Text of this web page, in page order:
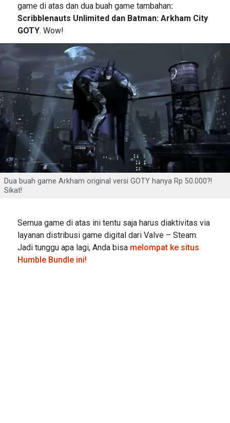
game di atas dan dua buah game tambahan:
Scribblenauts Unlimited dan Batman: Arkham City
GOTY. Wow!
Dua buah game Arkham original versi GOTY hanya Rp 50.000?!
Sikat!
Semua game di atas ini tentu saja harus diaktivitas via
layanan distribusi game digital dari Valve – Steam.
Jadi tunggu apa lagi, Anda bisa melompat ke situs
Humble Bundle ini!